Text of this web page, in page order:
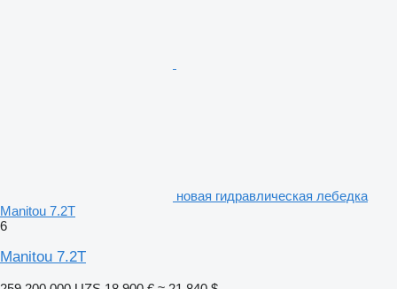
новая гидравлическая лебедка
Manitou 7.2T
6
Manitou 7.2T